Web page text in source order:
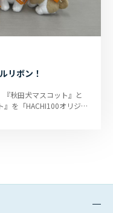
リボン！
『秋田犬マスコット』と
』を「HACHI100オリジナ